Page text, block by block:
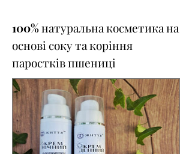
100% натуральна косметика на
основі соку та коріння
паростків пшениці